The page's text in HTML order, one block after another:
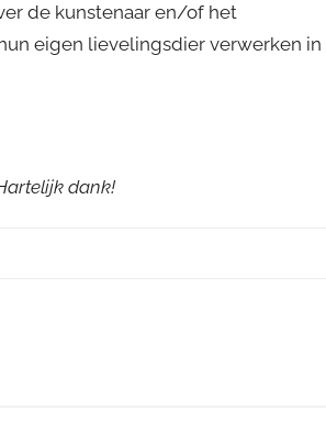
de kunstenaar en/of het
eigen lievelingsdier verwerken in
dank!